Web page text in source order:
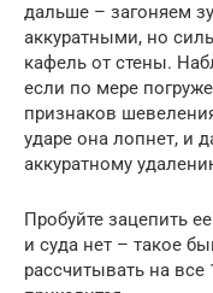
дальше – загоняем
аккуратными, но
кафель от стены.
если по мере
признаков
ударе она лопнет, и
аккуратному
Пробуйте зацепить
и суда нет – такое
рассчитывать на все